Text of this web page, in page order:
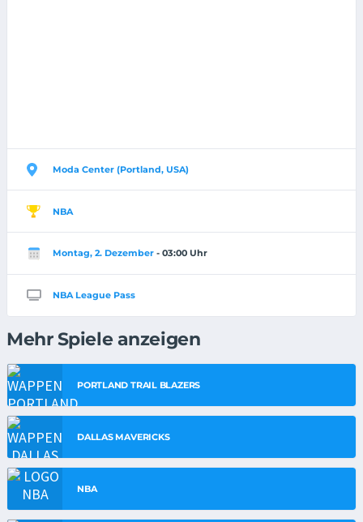
Moda Center (Portland, USA)
NBA
Montag, 2. Dezember - 03:00 Uhr
NBA League Pass
Mehr Spiele anzeigen
PORTLAND TRAIL BLAZERS
DALLAS MAVERICKS
NBA